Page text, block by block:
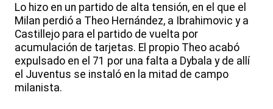
Lo hizo en un partido de alta tensión, en el que el
Milan perdió a Theo Hernández, a Ibrahimovic y a
Castillejo para el partido de vuelta por
acumulación de tarjetas. El propio Theo acabó
expulsado en el 71 por una falta a Dybala y de allí
el Juventus se instaló en la mitad de campo
milanista.